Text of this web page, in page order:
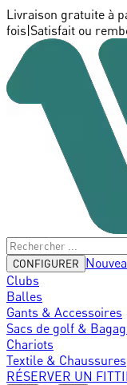
Livraison gratuite à
fois Satisfait ou
CONFIGURER
Clubs
Balles
Gants & Accessoires
Sacs de golf &
Chariots
Textile & Chaussures
RÉSERVER UN